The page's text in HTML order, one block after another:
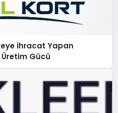
İhracat Yapan
Gücü